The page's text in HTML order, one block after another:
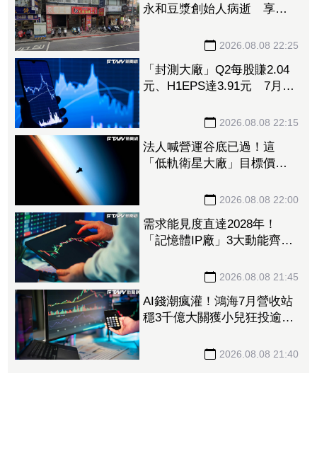
永和豆漿創始人病逝 享壽
2026.08.08 22:25
「封測大廠」Q2每股賺2.04
元、H1EPS達3.91元 7月營
2026.08.08 22:15
法人喊營運谷底已過！這
「低軌衛星大廠」目標價衝
營收估成長20%2026.08.08 22:00
需求能見度直達2028年！
「記憶體IP廠」3大動能齊
2026.08.08 21:45
AI錢潮瘋灌！鴻海7月營收站
穩3千億大關獲小兒狂投逾7
收首跨9千億、法說前夕吸買
2026.08.08 21:40